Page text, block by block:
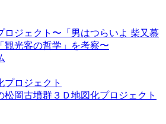
ロジェクト〜「男はつらいよ 柴又慕
観光客の哲学」を考察〜
プロジェクト
松岡古墳群３Ｄ地図化プロジェクト